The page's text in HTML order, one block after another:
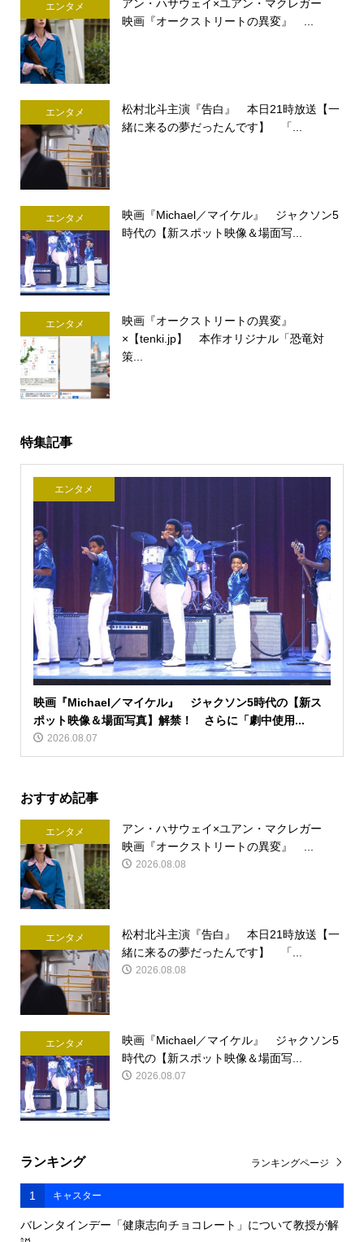
エンタメ
アン・ハサウェイ×ユアン・マクレガー
映画『オークストリートの異変』 ...
エンタメ
松村北斗主演『告白』 本日21時放送【一
緒に来るの夢だったんです】 「...
エンタメ
映画『Michael／マイケル』 ジャクソン5
時代の【新スポット映像＆場面写...
エンタメ
映画『オークストリートの異変』
×【tenki.jp】 本作オリジナル「恐竜対
策...
特集記事
エンタメ
映画『Michael／マイケル』 ジャクソン5時代の【新ス
ポット映像＆場面写真】解禁！ さらに「劇中使用...
2026.08.07
おすすめ記事
エンタメ
アン・ハサウェイ×ユアン・マクレガー
映画『オークストリートの異変』 ...
2026.08.08
エンタメ
松村北斗主演『告白』 本日21時放送【一
緒に来るの夢だったんです】 「...
2026.08.08
エンタメ
映画『Michael／マイケル』 ジャクソン5
時代の【新スポット映像＆場面写...
2026.08.07
ランキング
1 キャスター
バレンタインデー「健康志向チョコレート」について教授が解
ランキングページ